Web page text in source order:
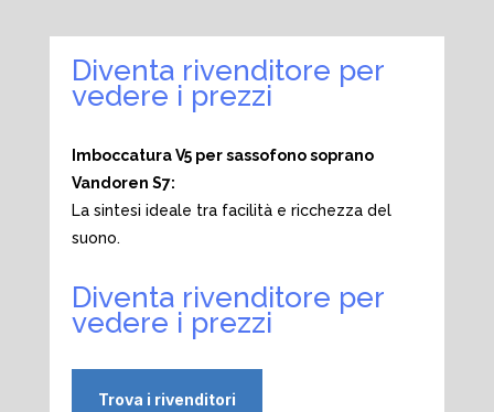
Diventa rivenditore per
vedere i prezzi
Imboccatura V5 per sassofono soprano
Vandoren S7:
La sintesi ideale tra facilità e ricchezza del
suono.
Diventa rivenditore per
vedere i prezzi
Trova i rivenditori